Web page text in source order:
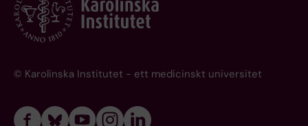
© Karolinska Institutet - ett medicinskt universitet